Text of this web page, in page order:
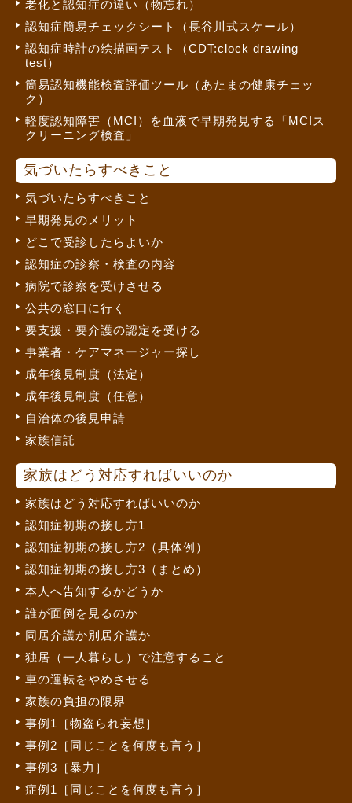
老化と認知症の違い（物忘れ）
認知症簡易チェックシート（長谷川式スケール）
認知症時計の絵描画テスト（CDT:clock drawing
test）
簡易認知機能検査評価ツール（あたまの健康チェッ
ク）
軽度認知障害（MCI）を血液で早期発見する「MCIス
クリーニング検査」
気づいたらすべきこと
気づいたらすべきこと
早期発見のメリット
どこで受診したらよいか
認知症の診察・検査の内容
病院で診察を受けさせる
公共の窓口に行く
要支援・要介護の認定を受ける
事業者・ケアマネージャー探し
成年後見制度（法定）
成年後見制度（任意）
自治体の後見申請
家族信託
家族はどう対応すればいいのか
家族はどう対応すればいいのか
認知症初期の接し方1
認知症初期の接し方2（具体例）
認知症初期の接し方3（まとめ）
本人へ告知するかどうか
誰が面倒を見るのか
同居介護か別居介護か
独居（一人暮らし）で注意すること
車の運転をやめさせる
家族の負担の限界
事例1［物盗られ妄想］
事例2［同じことを何度も言う］
事例3［暴力］
症例1［同じことを何度も言う］